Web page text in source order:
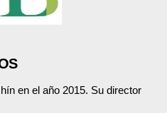
en el año 2015. Su director